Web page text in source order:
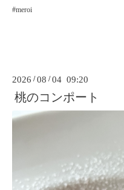
#meroi
2026 /08 /04 09:20
桃のコンポート